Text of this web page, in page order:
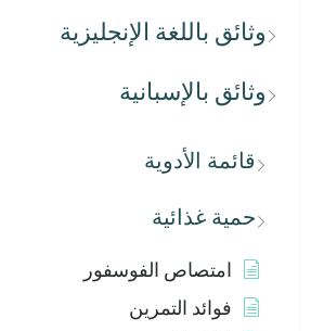
وثائق باللغة الإنجليزية
وثائق بالإسبانية
قائمة الأدوية
حمية غذائية
امتصاص الفوسفور
فوائد التمرين